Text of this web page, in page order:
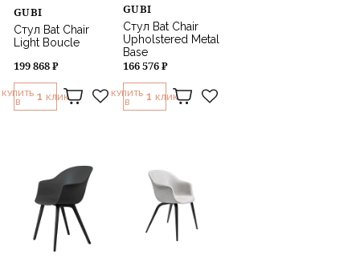
GUBI
Стул Bat Chair
Light Boucle
199 868 ₽
КУПИТЬ
В
1 КЛИК
GUBI
Стул Bat Chair
Upholstered Metal
Base
166 576 ₽
КУПИТЬ
В
1 КЛИК